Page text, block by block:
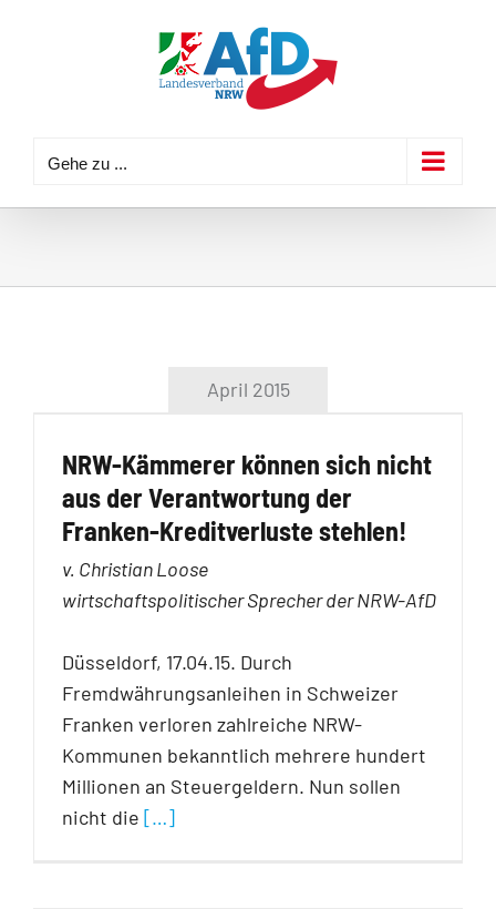
Gehe zu ...
April 2015
NRW-Kämmerer können sich nicht
aus der Verantwortung der
Franken-Kreditverluste stehlen!
v. Christian Loose
wirtschaftspolitischer Sprecher der NRW-AfD
Düsseldorf, 17.04.15. Durch
Fremdwährungsanleihen in Schweizer
Franken verloren zahlreiche NRW-
Kommunen bekanntlich mehrere hundert
Millionen an Steuergeldern. Nun sollen
nicht die […]